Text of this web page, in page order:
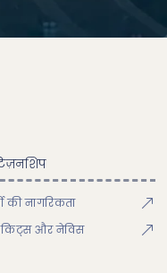
की नागरिकता
और नेविस